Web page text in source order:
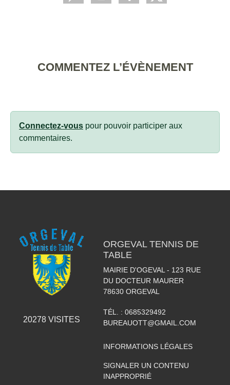
COMMENTEZ L’ÉVÈNEMENT
Connectez-vous pour pouvoir participer aux
commentaires.
20278VISITES
ORGEVAL TENNIS DE
TABLE
MAIRIE D'OGEVAL - 123 RUE
DU DOCTEUR MAURER
78630 ORGEVAL
TÉL. : 0685329492
BUREAUOTT@GMAIL.COM
INFORMATIONS LÉGALES
SIGNALER UN CONTENU
INAPPROPRIÉ